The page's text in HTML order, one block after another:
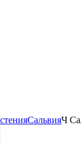
СальвияЧ